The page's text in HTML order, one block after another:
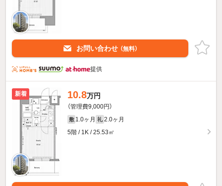
お問い合わせ （無料）
提供
新着 10.8万円
（管理費9,000円）
敷 1.0ヶ月 礼 2.0ヶ月
5階 / 1K / 25.53㎡